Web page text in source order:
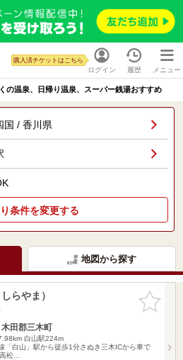
ログイン
購入済チケットはこちら
履歴 メニュー
の温泉、日帰り温泉、スーパー銭湯おすすめ
国 / 香川県
条件を変更する
地図から探す
お気に入
りに追加
らやま）
田郡三木町
白山駅224m
「白山」駅から徒歩1分さぬき三木ICから車で
松…